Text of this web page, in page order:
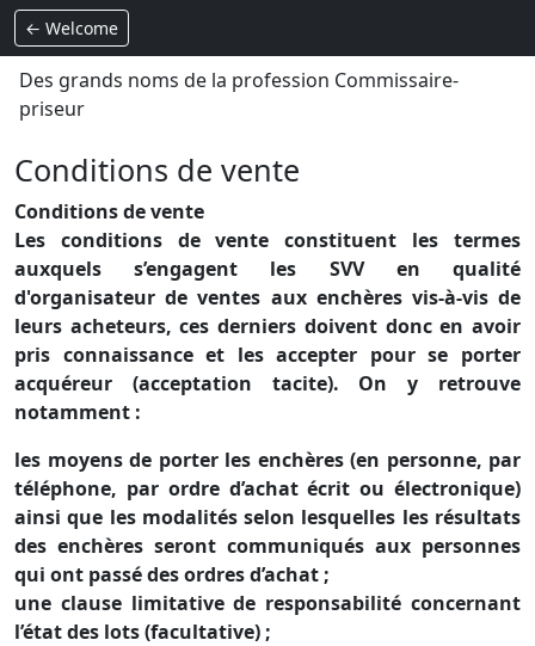
← Welcome
Des grands noms de la profession Commissaire-
priseur
Conditions de vente
Conditions de vente
Les conditions de vente constituent les termes
auxquels s’engagent les SVV en qualité
d'organisateur de ventes aux enchères vis-à-vis de
leurs acheteurs, ces derniers doivent donc en avoir
pris connaissance et les accepter pour se porter
acquéreur (acceptation tacite). On y retrouve
notamment :
les moyens de porter les enchères (en personne, par
téléphone, par ordre d’achat écrit ou électronique)
ainsi que les modalités selon lesquelles les résultats
des enchères seront communiqués aux personnes
qui ont passé des ordres d’achat ;
une clause limitative de responsabilité concernant
l’état des lots (facultative) ;